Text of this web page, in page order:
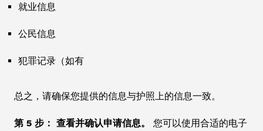
就业信息
公民信息
犯罪记录（如有
总之，请确保您提供的信息与护照上的信息一致。
第 5 步： 查看并确认申请信息。
您可以使用合适的电子